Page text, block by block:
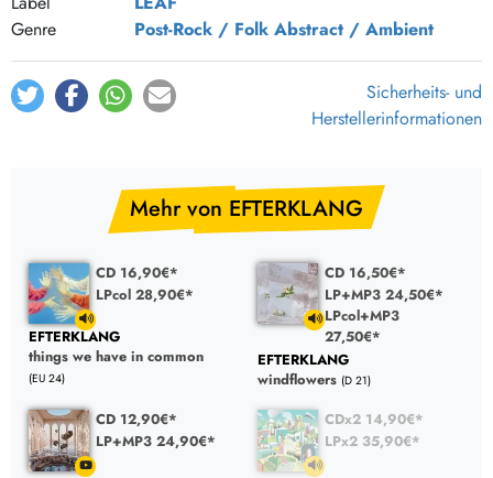
Hands Playing Butterfly
Towards The Bare Hill
Jojo
Mirador (Live)
Genre
Post-Rock / Folk Abstract / Ambient
Sicherheits- und
Herstellerinformationen
Mehr von EFTERKLANG
CD 16,90€*
LPcol 28,90€*
EFTERKLANG
things we have in common
(EU 24)
CD 16,50€*
LP+MP3 24,50€*
LPcol+MP3
27,50€*
EFTERKLANG
windflowers (D 21)
CD 12,90€*
LP+MP3 24,90€*
CDx2 14,90€*
LPx2 35,90€*